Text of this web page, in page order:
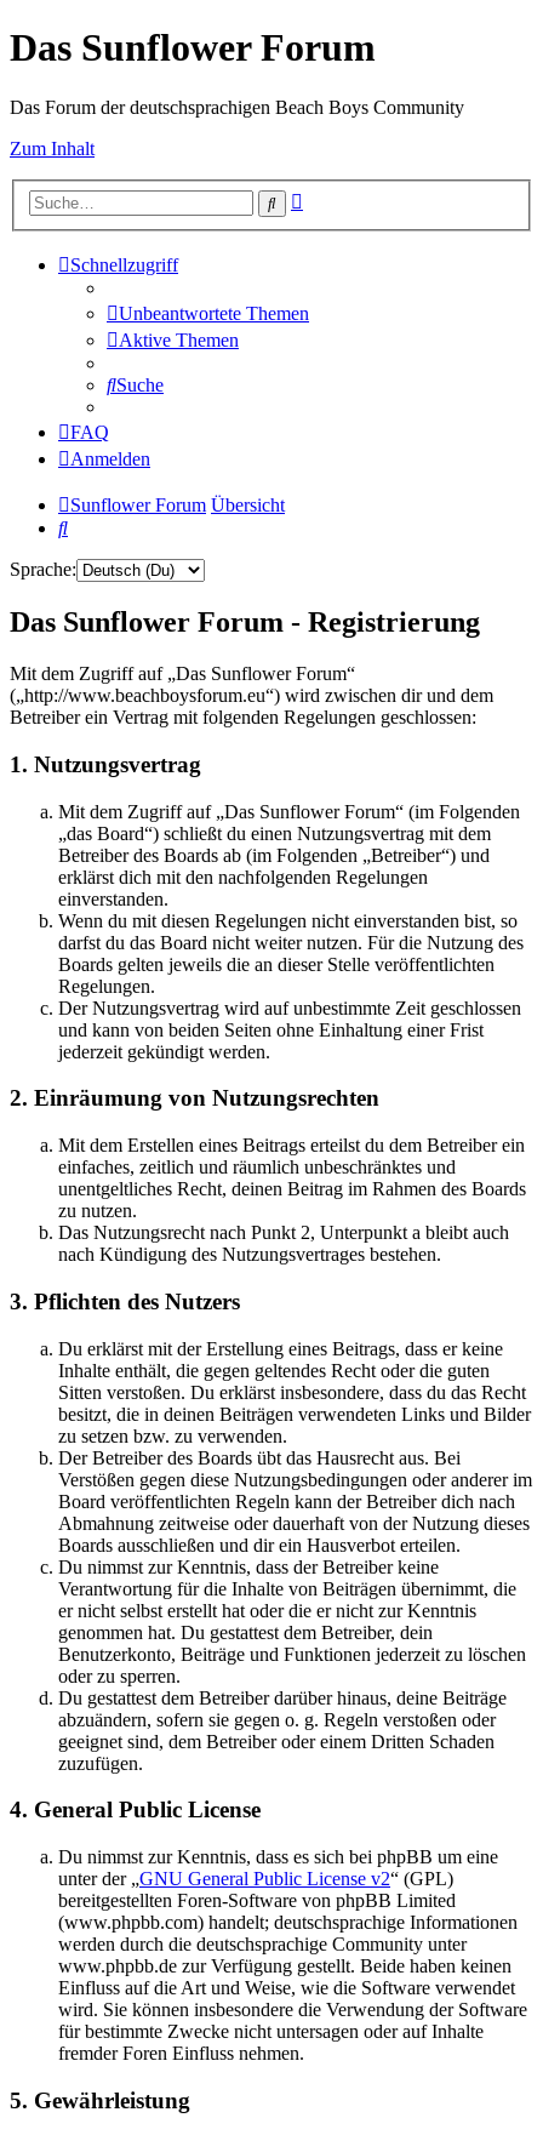
Das Sunflower Forum
Das Forum der deutschsprachigen Beach Boys Community
Zum Inhalt
Suche
Schnellzugriff
Unbeantwortete Themen
Aktive Themen
Suche
FAQ
Anmelden
Sunflower Forum Übersicht
Suche
Sprache:
Das Sunflower Forum - Registrierung
Mit dem Zugriff auf „Das Sunflower Forum“
(„http://www.beachboysforum.eu“) wird zwischen dir und dem
Betreiber ein Vertrag mit folgenden Regelungen geschlossen:
1. Nutzungsvertrag
Mit dem Zugriff auf „Das Sunflower Forum“ (im Folgenden
„das Board“) schließt du einen Nutzungsvertrag mit dem
Betreiber des Boards ab (im Folgenden „Betreiber“) und
erklärst dich mit den nachfolgenden Regelungen
einverstanden.
Wenn du mit diesen Regelungen nicht einverstanden bist, so
darfst du das Board nicht weiter nutzen. Für die Nutzung des
Boards gelten jeweils die an dieser Stelle veröffentlichten
Regelungen.
Der Nutzungsvertrag wird auf unbestimmte Zeit geschlossen
und kann von beiden Seiten ohne Einhaltung einer Frist
jederzeit gekündigt werden.
2. Einräumung von Nutzungsrechten
Mit dem Erstellen eines Beitrags erteilst du dem Betreiber ein
einfaches, zeitlich und räumlich unbeschränktes und
unentgeltliches Recht, deinen Beitrag im Rahmen des Boards
zu nutzen.
Das Nutzungsrecht nach Punkt 2, Unterpunkt a bleibt auch
nach Kündigung des Nutzungsvertrages bestehen.
3. Pflichten des Nutzers
Du erklärst mit der Erstellung eines Beitrags, dass er keine
Inhalte enthält, die gegen geltendes Recht oder die guten
Sitten verstoßen. Du erklärst insbesondere, dass du das Recht
besitzt, die in deinen Beiträgen verwendeten Links und Bilder
zu setzen bzw. zu verwenden.
Der Betreiber des Boards übt das Hausrecht aus. Bei
Verstößen gegen diese Nutzungsbedingungen oder anderer im
Board veröffentlichten Regeln kann der Betreiber dich nach
Abmahnung zeitweise oder dauerhaft von der Nutzung dieses
Boards ausschließen und dir ein Hausverbot erteilen.
Du nimmst zur Kenntnis, dass der Betreiber keine
Verantwortung für die Inhalte von Beiträgen übernimmt, die
er nicht selbst erstellt hat oder die er nicht zur Kenntnis
genommen hat. Du gestattest dem Betreiber, dein
Benutzerkonto, Beiträge und Funktionen jederzeit zu löschen
oder zu sperren.
Du gestattest dem Betreiber darüber hinaus, deine Beiträge
abzuändern, sofern sie gegen o. g. Regeln verstoßen oder
geeignet sind, dem Betreiber oder einem Dritten Schaden
zuzufügen.
4. General Public License
Du nimmst zur Kenntnis, dass es sich bei phpBB um eine
unter der „GNU General Public License v2“ (GPL)
bereitgestellten Foren-Software von phpBB Limited
(www.phpbb.com) handelt; deutschsprachige Informationen
werden durch die deutschsprachige Community unter
www.phpbb.de zur Verfügung gestellt. Beide haben keinen
Einfluss auf die Art und Weise, wie die Software verwendet
wird. Sie können insbesondere die Verwendung der Software
für bestimmte Zwecke nicht untersagen oder auf Inhalte
fremder Foren Einfluss nehmen.
5. Gewährleistung